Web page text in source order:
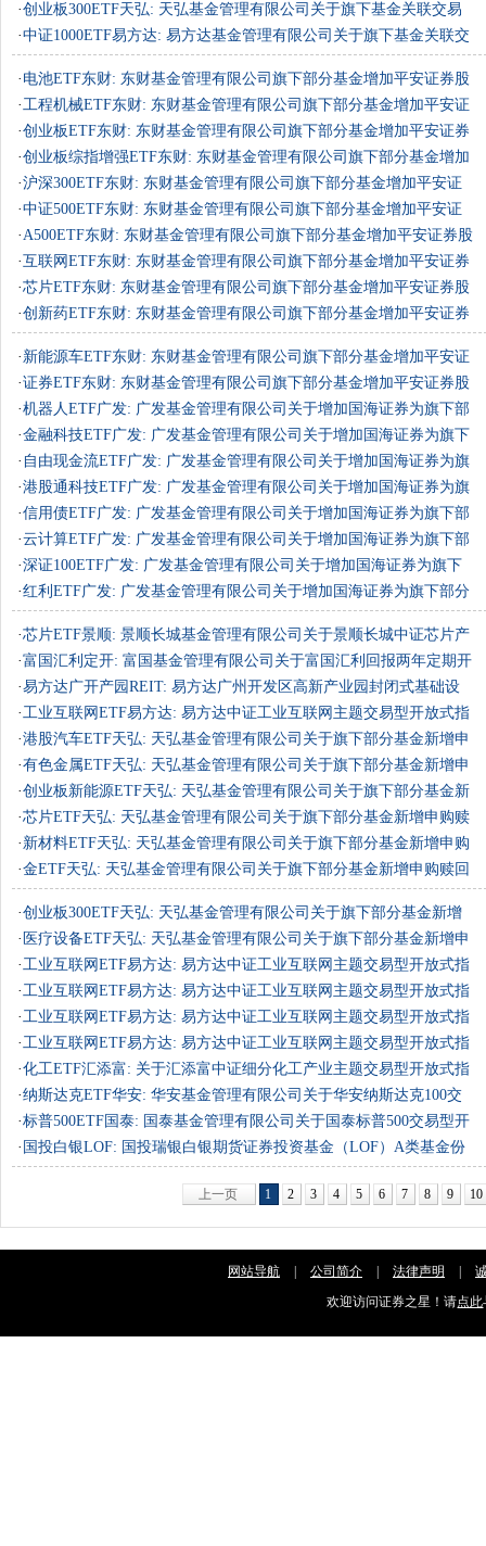
下基金投……
·创业板300ETF天弘: 天弘基金管理有限公司关于旗下基金关联交易
事项的公告
·中证1000ETF易方达: 易方达基金管理有限公司关于旗下基金关联交
· 电池ETF东财: 东财基金管理有限公司旗下部分基金增加平安证券股
份有限公……
·工程机械ETF东财: 东财基金管理有限公司旗下部分基金增加平安证
券股份有……
·创业板ETF东财: 东财基金管理有限公司旗下部分基金增加平安证券
股份有限……
·创业板综指增强ETF东财: 东财基金管理有限公司旗下部分基金增加
平安证券……
·沪深300ETF东财: 东财基金管理有限公司旗下部分基金增加平安证
券股份有限……
·中证500ETF东财: 东财基金管理有限公司旗下部分基金增加平安证
券股份有限……
·A500ETF东财: 东财基金管理有限公司旗下部分基金增加平安证券股
份有限公……
·互联网ETF东财: 东财基金管理有限公司旗下部分基金增加平安证券
股份有限……
·芯片ETF东财: 东财基金管理有限公司旗下部分基金增加平安证券股
份有限公……
·创新药ETF东财: 东财基金管理有限公司旗下部分基金增加平安证券
· 新能源车ETF东财: 东财基金管理有限公司旗下部分基金增加平安证
券股份有……
·证券ETF东财: 东财基金管理有限公司旗下部分基金增加平安证券股
份有限公……
·机器人ETF广发: 广发基金管理有限公司关于增加国海证券为旗下部
分ETF一级……
·金融科技ETF广发: 广发基金管理有限公司关于增加国海证券为旗下
部分ETF一……
· 自由现金流ETF广发: 广发基金管理有限公司关于增加国海证券为旗
下部分ETF……
·港股通科技ETF广发: 广发基金管理有限公司关于增加国海证券为旗
下部分ETF……
·信用债ETF广发: 广发基金管理有限公司关于增加国海证券为旗下部
分ETF一级……
·云计算ETF广发: 广发基金管理有限公司关于增加国海证券为旗下部
分ETF一级……
·深证100ETF广发: 广发基金管理有限公司关于增加国海证券为旗下
部分ETF一……
·红利ETF广发: 广发基金管理有限公司关于增加国海证券为旗下部分
·芯片ETF景顺: 景顺长城基金管理有限公司关于景顺长城中证芯片产
业交易型……
·富国汇利定开: 富国基金管理有限公司关于富国汇利回报两年定期开
放债券型……
·易方达广开产园REIT: 易方达广州开发区高新产业园封闭式基础设
施证券投资……
·工业互联网ETF易方达: 易方达中证工业互联网主题交易型开放式指
数证券投……
·港股汽车ETF天弘: 天弘基金管理有限公司关于旗下部分基金新增申
购赎回代……
·有色金属ETF天弘: 天弘基金管理有限公司关于旗下部分基金新增申
购赎回代……
·创业板新能源ETF天弘: 天弘基金管理有限公司关于旗下部分基金新
增申购赎……
·芯片ETF天弘: 天弘基金管理有限公司关于旗下部分基金新增申购赎
回代办证……
· 新材料ETF天弘: 天弘基金管理有限公司关于旗下部分基金新增申购
赎回代办……
·金ETF天弘: 天弘基金管理有限公司关于旗下部分基金新增申购赎回
·创业板300ETF天弘: 天弘基金管理有限公司关于旗下部分基金新增
申购赎回代……
· 医疗设备ETF天弘: 天弘基金管理有限公司关于旗下部分基金新增申
购赎回代……
·工业互联网ETF易方达: 易方达中证工业互联网主题交易型开放式指
数证券投……
·工业互联网ETF易方达: 易方达中证工业互联网主题交易型开放式指
数证券投……
·工业互联网ETF易方达: 易方达中证工业互联网主题交易型开放式指
数证券投……
·工业互联网ETF易方达: 易方达中证工业互联网主题交易型开放式指
数证券投……
·化工ETF汇添富: 关于汇添富中证细分化工产业主题交易型开放式指
数证券投……
·纳斯达克ETF华安: 华安基金管理有限公司关于华安纳斯达克100交
易型开放式……
·标普500ETF国泰: 国泰基金管理有限公司关于国泰标普500交易型开
放式指数……
· 国投白银LOF: 国投瑞银白银期货证券投资基金（LOF）A类基金份
上一页 1 2 3 4 5 6 7 8 9 10
网站导航 公司简介 法律声明
欢迎访问证券之星！请点此